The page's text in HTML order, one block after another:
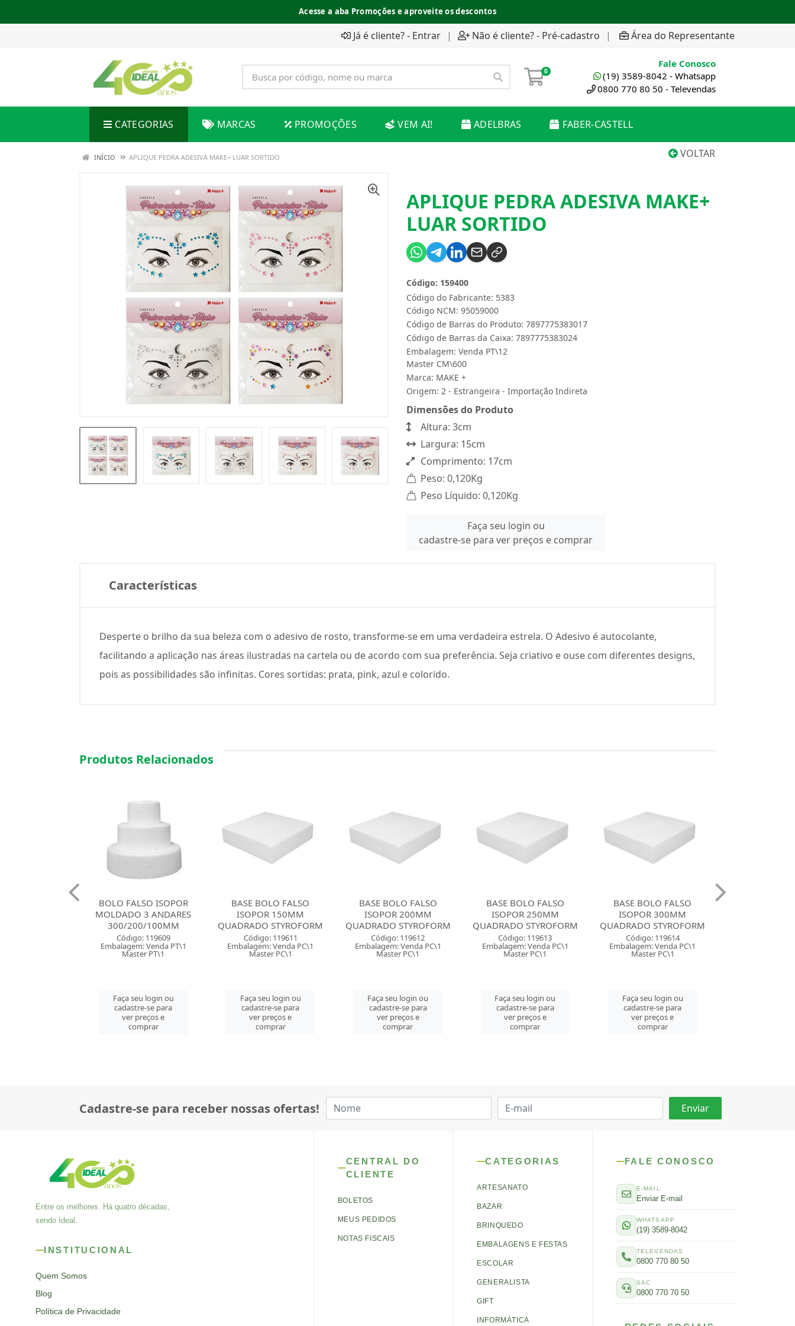
Acesse a aba Promoções e aproveite os descontos
Já é cliente? - Entrar | Não é cliente? - Pré-cadastro | Área do Representante
0
Fale Conosco
(19) 3589-8042 - Whatsapp
0800 770 80 50 - Televendas
CATEGORIAS MARCAS PROMOÇÕES VEM AI! ADELBRAS FABER-CASTELL
VOLTAR
INÍCIO APLIQUE PEDRA ADESIVA MAKE+ LUAR SORTIDO
APLIQUE PEDRA ADESIVA MAKE+
LUAR SORTIDO
Código do Fabricante: 5383
Código: 159400
Código NCM: 95059000
Código de Barras do Produto: 7897775383017
Código de Barras da Caixa: 7897775383024
Embalagem: Venda PT\12
Master CM\600
Marca: MAKE +
Origem: 2 - Estrangeira - Importação Indireta
Dimensões do Produto
Altura: 3cm
Largura: 15cm
Comprimento: 17cm
Peso: 0,120Kg
Peso Líquido: 0,120Kg
Faça seu login ou
cadastre-se para ver preços e comprar
Características
Desperte o brilho da sua beleza com o adesivo de rosto, transforme-se em uma verdadeira estrela. O Adesivo é autocolante,
facilitando a aplicação nas áreas ilustradas na cartela ou de acordo com sua preferência. Seja criativo e ouse com diferentes designs,
pois as possibilidades são infinitas. Cores sortidas: prata, pink, azul e colorido.
Produtos Relacionados
BASE BOLO FALSO
ISOPOR 150MM
QUADRADO STYROFORM
Código: 119611
Embalagem: Venda PC\1
Master PC\1
Faça seu login ou
cadastre-se para
ver preços e
comprar
BASE BOLO FALSO
ISOPOR 200MM
QUADRADO STYROFORM
Código: 119612
Embalagem: Venda PC\1
Master PC\1
Faça seu login ou
cadastre-se para
ver preços e
comprar
BASE BOLO FALSO
ISOPOR 250MM
QUADRADO STYROFORM
Código: 119613
Embalagem: Venda PC\1
Master PC\1
Faça seu login ou
cadastre-se para
ver preços e
comprar
BASE BOLO FALSO
ISOPOR 300MM
QUADRADO STYROFORM
Código: 119614
Embalagem: Venda PC\1
Master PC\1
Faça seu login ou
cadastre-se para
ver preços e
comprar
BASE BOLO FALSO
ISOPOR 350MM
QUADRADO STYROFORM
Código: 119616
Embalagem: Venda PC\1
Master PC\1
Faça seu login ou
cadastre-se para
ver preços e
comprar
Cadastre-se para receber nossas ofertas!
Entre os melhores. Há quatro décadas,
sendo Ideal.
INSTITUCIONAL
Quem Somos
Blog
Política de Privacidade
CENTRAL DO
CLIENTE
BOLETOS
MEUS PEDIDOS
NOTAS FISCAIS
CATEGORIAS
ARTESANATO
BAZAR
BRINQUEDO
EMBALAGENS E FESTAS
ESCOLAR
GENERALISTA
GIFT
INFORMÁTICA
FALE CONOSCO
E-MAIL
Enviar E-mail
WHATSAPP
(19) 3589-8042
TELEVENDAS
0800 770 80 50
SAC
0800 770 70 50